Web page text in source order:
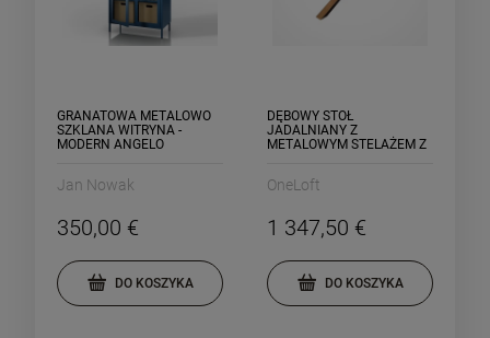
GRANATOWA METALOWO
SZKLANA WITRYNA -
MODERN ANGELO
Jan Nowak
350,00 €
DO KOSZYKA
DĘBOWY STÓŁ
JADALNIANY Z
METALOWYM STELAŻEM Z
OneLoft
1 347,50 €
DO KOSZYKA